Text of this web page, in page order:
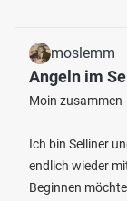
moslemm
Angeln im
Moin zusammen
Ich bin Selliner
endlich wieder
Beginnen